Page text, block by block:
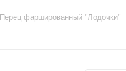
Перец фаршированный "Лодочки"